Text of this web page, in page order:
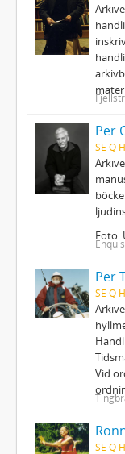
Per
SE Q
Foto:
Per
SE Q
Vid
SE Q